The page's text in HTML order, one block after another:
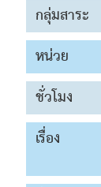
กลุ่มสาระ
หน่วย
ชั่วโมง
เรื่อง